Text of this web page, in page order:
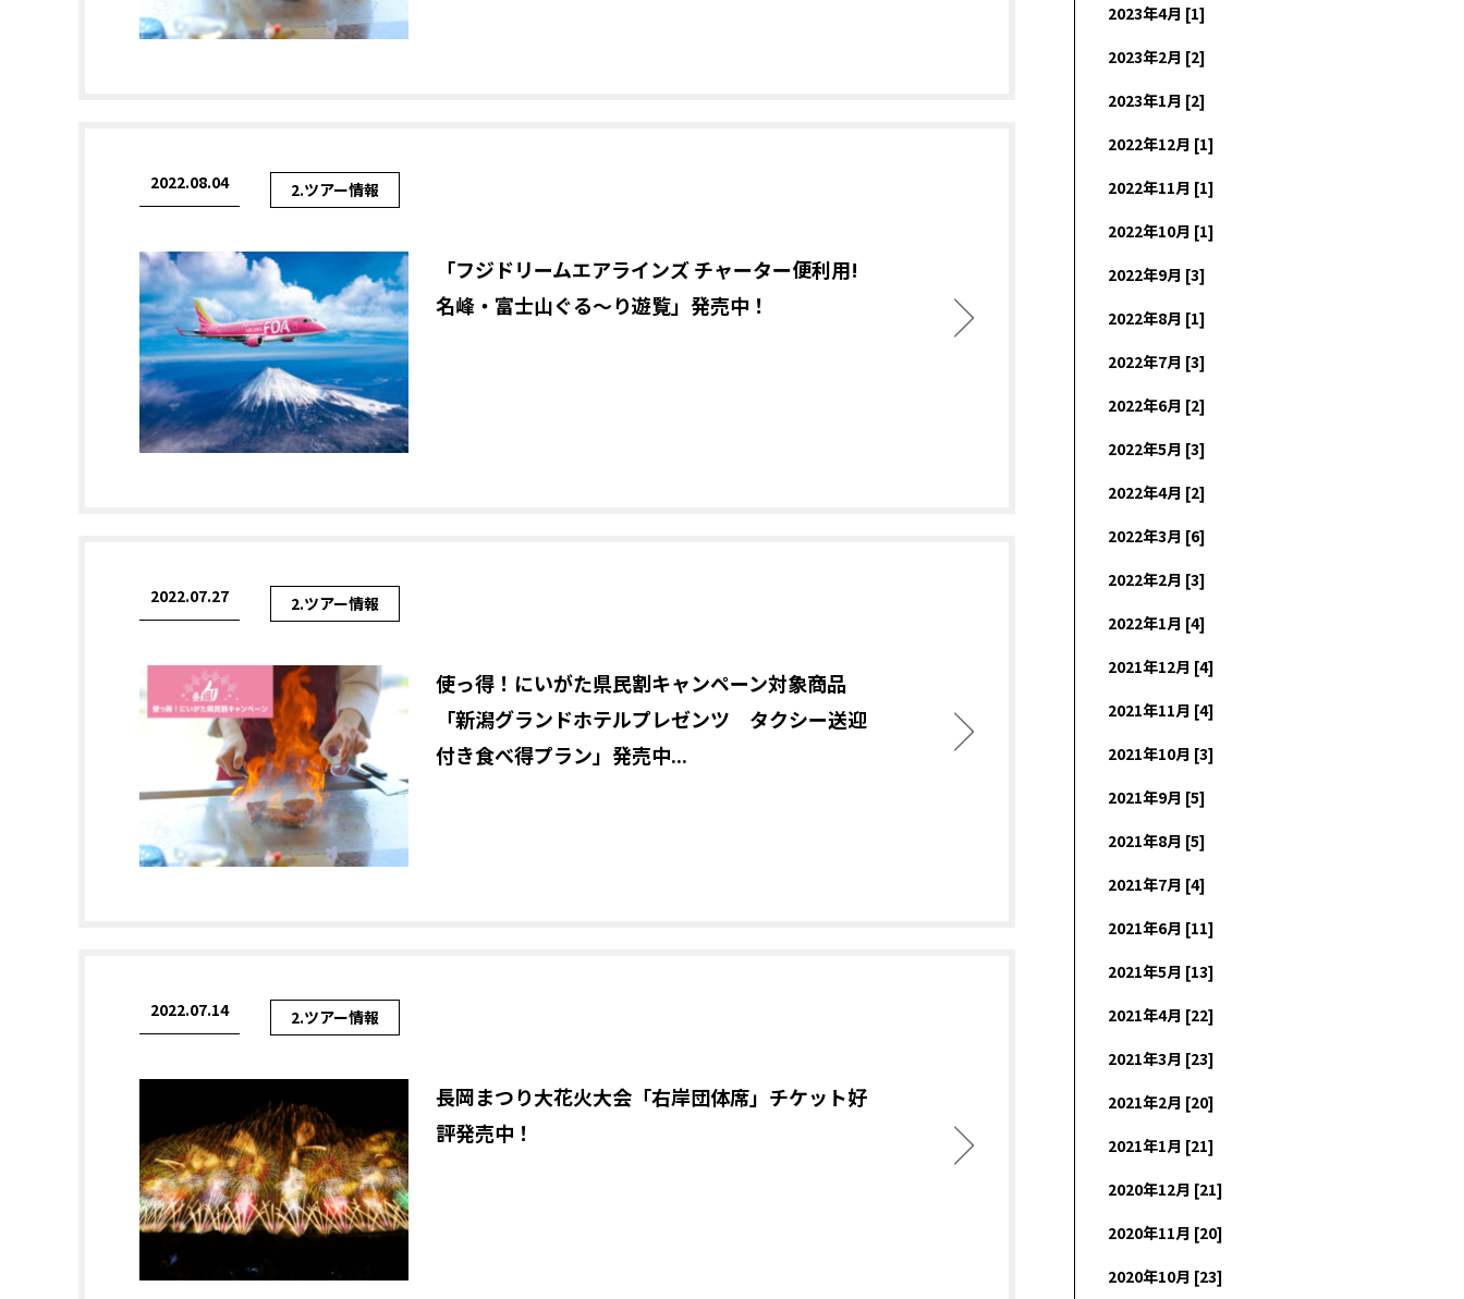
2022.08.04 2.ツアー情報
「フジドリームエアラインズ チャーター便利用!
名峰・富士山ぐる～り遊覧」発売中！
2022.07.27 2.ツアー情報
使っ得！にいがた県民割キャンペーン対象商品
「新潟グランドホテルプレゼンツ タクシー送迎
付き食べ得プラン」発売中...
2022.07.14 2.ツアー情報
長岡まつり大花火大会「右岸団体席」チケット好
評発売中！
2023年4月 [1]
2023年2月 [2]
2023年1月 [2]
2022年12月 [1]
2022年11月 [1]
2022年10月 [1]
2022年9月 [3]
2022年8月 [1]
2022年7月 [3]
2022年6月 [2]
2022年5月 [3]
2022年4月 [2]
2022年3月 [6]
2022年2月 [3]
2022年1月 [4]
2021年12月 [4]
2021年11月 [4]
2021年10月 [3]
2021年9月 [5]
2021年8月 [5]
2021年7月 [4]
2021年6月 [11]
2021年5月 [13]
2021年4月 [22]
2021年3月 [23]
2021年2月 [20]
2021年1月 [21]
2020年12月 [21]
2020年11月 [20]
2020年10月 [23]